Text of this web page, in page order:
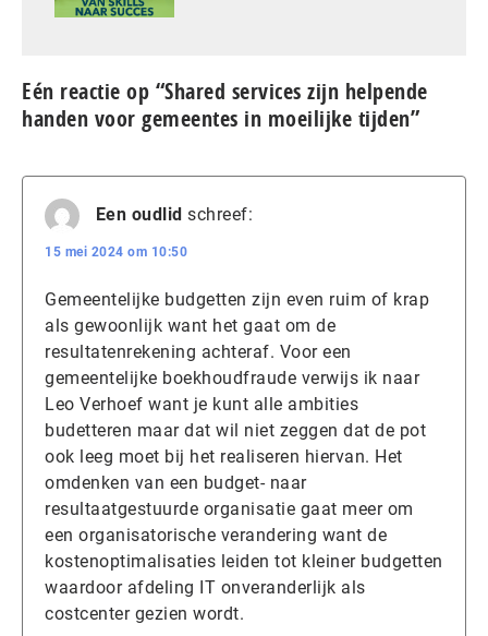
Eén reactie op “Shared services zijn helpende
handen voor gemeentes in moeilijke tijden”
Een oudlid schreef:
15 mei 2024 om 10:50
Gemeentelijke budgetten zijn even ruim of krap
als gewoonlijk want het gaat om de
resultatenrekening achteraf. Voor een
gemeentelijke boekhoudfraude verwijs ik naar
Leo Verhoef want je kunt alle ambities
budetteren maar dat wil niet zeggen dat de pot
ook leeg moet bij het realiseren hiervan. Het
omdenken van een budget- naar
resultaatgestuurde organisatie gaat meer om
een organisatorische verandering want de
kostenoptimalisaties leiden tot kleiner budgetten
waardoor afdeling IT onveranderlijk als
costcenter gezien wordt.